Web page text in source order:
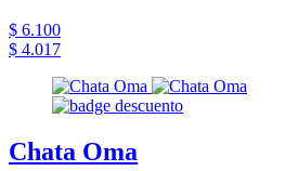
$ 6.100
$ 4.017
Chata Oma